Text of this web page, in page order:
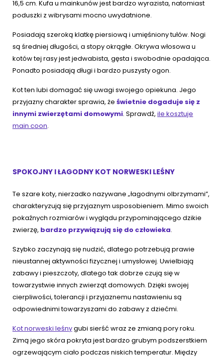
16,5 cm. Kufa u mainkunów jest bardzo wyrazista, natomiast
poduszki z wibrysami mocno uwydatnione.
Posiadają szeroką klatkę piersiową i umięśniony tułów. Nogi
są średniej długości, a stopy okrągłe. Okrywa włosowa u
kotów tej rasy jest jedwabista, gęsta i swobodnie opadająca.
Ponadto posiadają długi i bardzo puszysty ogon.
Kot ten lubi domagać się uwagi swojego opiekuna. Jego
przyjazny charakter sprawia, że świetnie dogaduje się z
innymi zwierzętami domowymi. Sprawdź, ile kosztuje
main coon.
SPOKOJNY I ŁAGODNY KOT NORWESKI LEŚNY
Te szare koty, nierzadko nazywane „łagodnymi olbrzymami”,
charakteryzują się przyjaznym usposobieniem. Mimo swoich
pokaźnych rozmiarów i wyglądu przypominającego dzikie
zwierzę, bardzo przywiązują się do człowieka.
Szybko zaczynają się nudzić, dlatego potrzebują prawie
nieustannej aktywności fizycznej i umysłowej. Uwielbiają
zabawy i pieszczoty, dlatego tak dobrze czują się w
towarzystwie innych zwierząt domowych. Dzięki swojej
cierpliwości, tolerancji i przyjaznemu nastawieniu są
odpowiednimi towarzyszami do zabawy z dziećmi.
Kot norweski leśnygubi sierść wraz ze zmianą pory roku.
Zimą jego skóra pokryta jest bardzo grubym podszerstkiem
ogrzewającym ciało podczas niskich temperatur. Między